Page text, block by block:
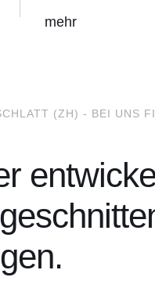
mehr
(ZH) - BEI UNS